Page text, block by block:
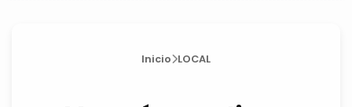
Inicio LOCAL